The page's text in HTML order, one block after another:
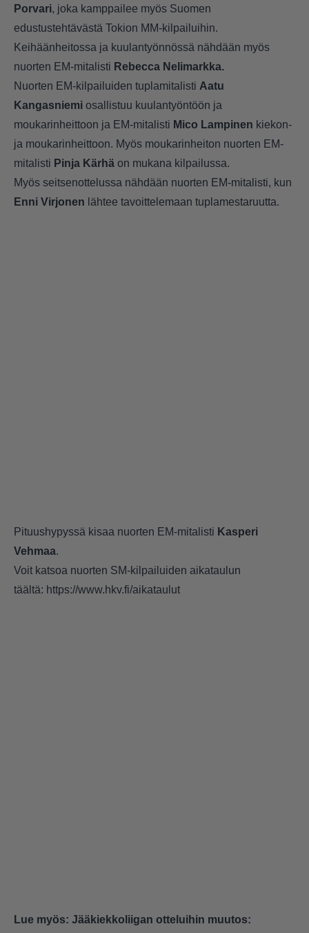
Porvari, joka kamppailee myös Suomen
edustustehtävästä Tokion MM-kilpailuihin.
Keihäänheitossa ja kuulantyönnössä nähdään myös
nuorten EM-mitalisti Rebecca Nelimarkka.
Nuorten EM-kilpailuiden tuplamitalisti Aatu
Kangasniemi osallistuu kuulantyöntöön ja
moukarinheittoon ja EM-mitalisti Mico Lampinen kiekon-
ja moukarinheittoon. Myös moukarinheiton nuorten EM-
mitalisti Pinja Kärhä on mukana kilpailussa.
Myös seitsenottelussa nähdään nuorten EM-mitalisti, kun
Enni Virjonen lähtee tavoittelemaan tuplamestaruutta.
Pituushypyssä kisaa nuorten EM-mitalisti Kasperi
Vehmaa.
Voit katsoa nuorten SM-kilpailuiden aikataulun
täältä: https://www.hkv.fi/aikataulut
Lue myös: Jääkiekkoliigan otteluihin muutos: